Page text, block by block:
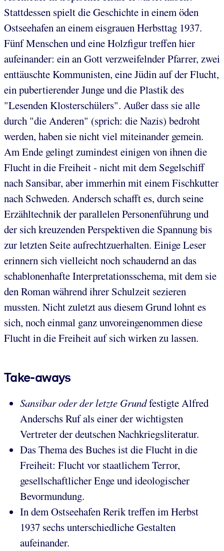
Stattdessen spielt die Geschichte in einem öden
Ostseehafen an einem eisgrauen Herbsttag 1937.
Fünf Menschen und eine Holzfigur treffen hier
aufeinander: ein an Gott verzweifelnder Pfarrer, zwei
enttäuschte Kommunisten, eine Jüdin auf der Flucht,
ein pubertierender Junge und die Plastik des
"Lesenden Klosterschülers". Außer dass sie alle
durch "die Anderen" (sprich: die Nazis) bedroht
werden, haben sie nicht viel miteinander gemein.
Am Ende gelingt zumindest einigen von ihnen die
Flucht in die Freiheit - nicht mit dem Segelschiff
nach Sansibar, aber immerhin mit einem Fischkutter
nach Schweden. Andersch schafft es, durch seine
Erzähltechnik der parallelen Personenführung und
der sich kreuzenden Perspektiven die Spannung bis
zur letzten Seite aufrechtzuerhalten. Einige Leser
erinnern sich vielleicht noch schaudernd an das
schablonenhafte Interpretationsschema, mit dem sie
den Roman während ihrer Schulzeit sezieren
mussten. Nicht zuletzt aus diesem Grund lohnt es
sich, noch einmal ganz unvoreingenommen diese
Flucht in die Freiheit auf sich wirken zu lassen.
Take-aways
Sansibar oder der letzte Grundfestigte Alfred
Anderschs Ruf als einer der wichtigsten
Vertreter der deutschen Nachkriegsliteratur.
Das Thema des Buches ist die Flucht in die
Freiheit: Flucht vor staatlichem Terror,
gesellschaftlicher Enge und ideologischer
Bevormundung.
In dem Ostseehafen Rerik treffen im Herbst
1937 sechs unterschiedliche Gestalten
aufeinander.